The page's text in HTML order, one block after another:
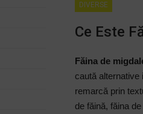
DIVERSE
Ce Este
Făina de
caută alternative
remarcă prin
de făină, făina